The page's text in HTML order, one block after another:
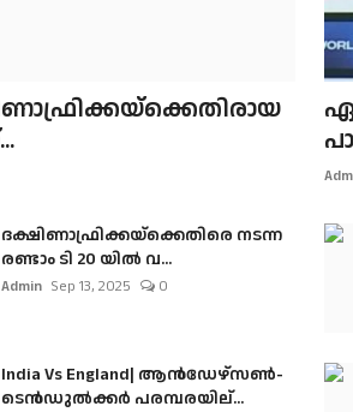
ദക്ഷിണാഫ്രിക്കയ്‌ക്കെതിരെ നടന്ന
രണ്ടാം ടി 20 യിൽ വ...
Admin Sep 13, 2025 0
India Vs England| ആൻഡേഴ്സൺ-
ടെൻഡുല്‍ക്കർ പരമ്പരയില്...